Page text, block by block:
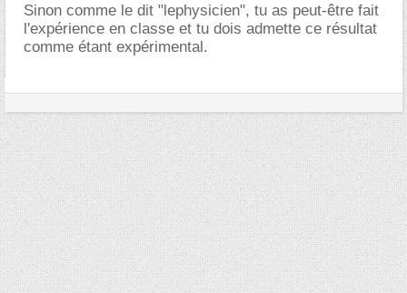
Sinon comme le dit "lephysicien", tu as peut-être fait
l'expérience en classe et tu dois admette ce résultat
comme étant expérimental.